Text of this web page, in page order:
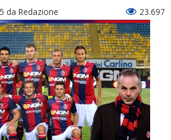
da Redazione 23.697